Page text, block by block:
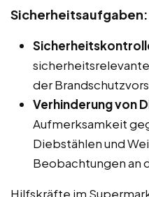
Sicherheitsaufgaben:
der
Verhinderung von
Aufmerksamkeit
Diebstählen und
Beobachtungen an
Hilfskräfte im